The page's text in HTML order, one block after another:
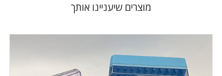
מוצרים שיעניינו אותך